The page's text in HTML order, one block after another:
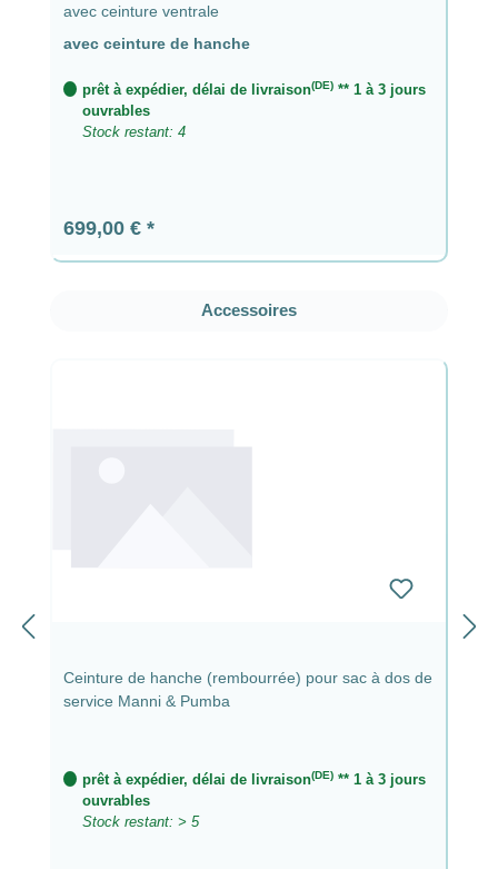
avec ceinture ventrale
avec ceinture de hanche
prêt à expédier, délai de livraison(DE)** 1 à 3 jours
ouvrables
Stock restant: 4
Prix régulier :
699,00 €
Ignorer la galerie de produits
Accessoires
Ceinture de hanche (rembourrée) pour sac à dos de
service Manni & Pumba
prêt à expédier, délai de livraison(DE)** 1 à 3 jours
ouvrables
Stock restant: > 5